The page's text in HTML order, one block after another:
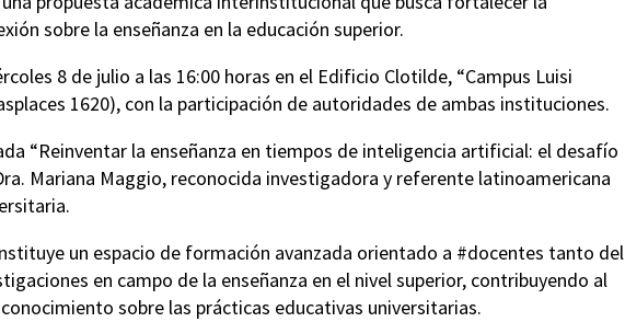
sobre la enseñanza en la educación superior.
8 de julio a las 16:00 horas en el Edificio Clotilde, “Campus Luisi
1620), con la participación de autoridades de ambas instituciones.
“Reinventar la enseñanza en tiempos de inteligencia artificial: el desafío
Mariana Maggio, reconocida investigadora y referente latinoamericana
un espacio de formación avanzada orientado a #docentes tanto del
en campo de la enseñanza en el nivel superior, contribuyendo al
sobre las prácticas educativas universitarias.